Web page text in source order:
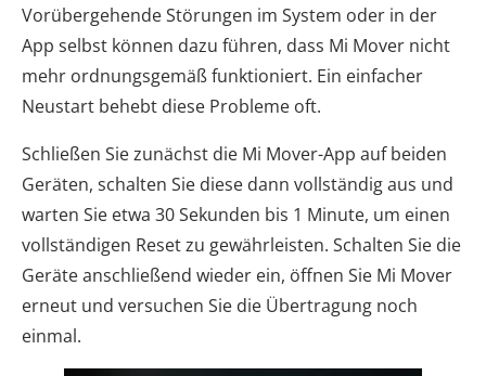
Vorübergehende Störungen im System oder in der
App selbst können dazu führen, dass Mi Mover nicht
mehr ordnungsgemäß funktioniert. Ein einfacher
Neustart behebt diese Probleme oft.
Schließen Sie zunächst die Mi Mover-App auf beiden
Geräten, schalten Sie diese dann vollständig aus und
warten Sie etwa 30 Sekunden bis 1 Minute, um einen
vollständigen Reset zu gewährleisten. Schalten Sie die
Geräte anschließend wieder ein, öffnen Sie Mi Mover
erneut und versuchen Sie die Übertragung noch
einmal.